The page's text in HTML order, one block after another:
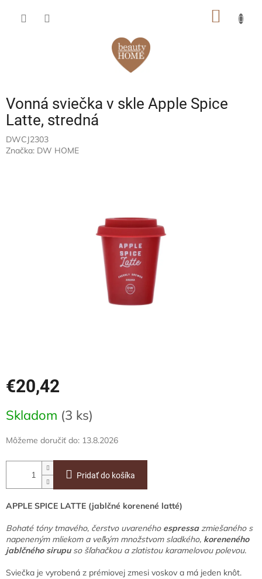
Vonná sviečka v skle Apple Spice
Latte, stredná
DWCJ2303
Značka: DW HOME
€20,42
cena:
Skladom (3 ks)
Môžeme doručiť do: 13.8.2026
Pridať do košíka
APPLE SPICE LATTE (jablčné korenené latté)
Bohaté tóny tmavého, čerstvo uvareného espressazmiešaného s
napeneným mliekom a veľkým množstvom sladkého, koreneného
jablčného sirupuso šľahačkou a zlatistou karamelovou polevou.
Sviečka je vyrobená z prémiovej zmesi voskov a má jeden knôt.